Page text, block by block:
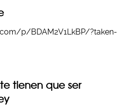
p/BDAM2V1LkBP/?taken-
tienen que ser